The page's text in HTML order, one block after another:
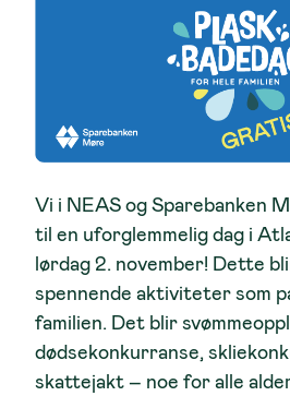
Vi i NEAS og Sparebanken
til en uforglemmelig dag i
lørdag 2. november! Dette
spennende aktiviteter som
familien. Det blir
dødsekonkurranse,
skattejakt – noe for alle